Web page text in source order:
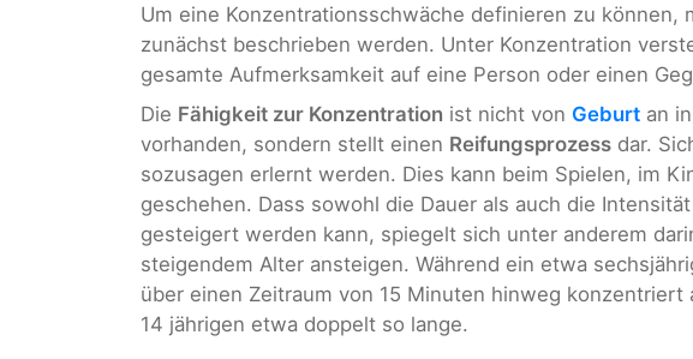
Um eine Konzentrationsschwäche definieren zu können,
zunächst beschrieben werden. Unter Konzentration
gesamte Aufmerksamkeit auf eine Person oder einen
Die Fähigkeit zur Konzentration ist nicht von Geburt an
vorhanden, sondern stellt einen Reifungsprozess dar.
sozusagen erlernt werden. Dies kann beim Spielen, im
geschehen. Dass sowohl die Dauer als auch die
gesteigert werden kann, spiegelt sich unter anderem
steigendem Alter ansteigen. Während ein etwa
über einen Zeitraum von 15 Minuten hinweg
14 jährigen etwa doppelt so lange.